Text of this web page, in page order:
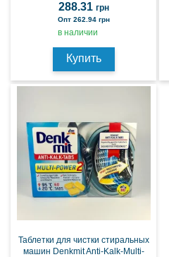
288.31 грн
Опт 262.94 грн
в наличии
Купить
Таблетки для чистки стиральных
машин Denkmit Anti-Kalk-Multi-